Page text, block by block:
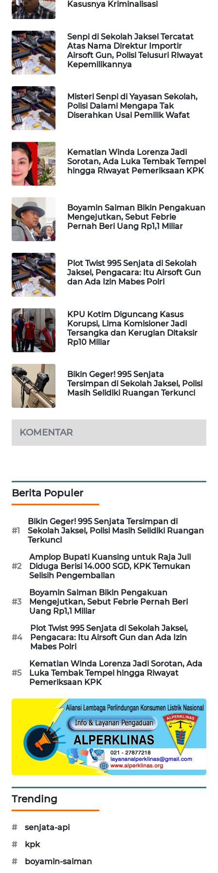
Kasusnya Kriminalisasi
Senpi di Sekolah Jaksel Tercatat
Atas Nama Direktur Importir
Airsoft Gun, Polisi Telusuri Riwayat
Kepemilikannya
Misteri Senpi di Yayasan Sekolah,
Polisi Dalami Mengapa Tak
Diserahkan Usai Pemilik Wafat
Kematian Winda Lorenza Jadi
Sorotan, Ada Luka Tembak Tempel
hingga Riwayat Pemeriksaan KPK
Boyamin Saiman Bikin Pengakuan
Mengejutkan, Sebut Febrie
Pernah Beri Uang Rp1,1 Miliar
Plot Twist 995 Senjata di Sekolah
Jaksel, Pengacara: Itu Airsoft Gun
dan Ada Izin Mabes Polri
KPU Kotim Diguncang Kasus
Korupsi, Lima Komisioner Jadi
Tersangka dan Kerugian Ditaksir
Rp10 Miliar
Bikin Geger! 995 Senjata
Tersimpan di Sekolah Jaksel, Polisi
Masih Selidiki Ruangan Terkunci
KOMENTAR
Berita Populer
#1
Bikin Geger! 995 Senjata Tersimpan di
Sekolah Jaksel, Polisi Masih Selidiki Ruangan
Terkunci
#2
Amplop Bupati Kuansing untuk Raja Juli
Diduga Berisi 14.000 SGD, KPK Temukan
Selisih Pengembalian
#3
Boyamin Saiman Bikin Pengakuan
Mengejutkan, Sebut Febrie Pernah Beri
Uang Rp1,1 Miliar
#4
Plot Twist 995 Senjata di Sekolah Jaksel,
Pengacara: Itu Airsoft Gun dan Ada Izin
Mabes Polri
#5
Kematian Winda Lorenza Jadi Sorotan, Ada
Luka Tembak Tempel hingga Riwayat
Pemeriksaan KPK
Trending
#
senjata-api
#
kpk
#
boyamin-saiman
MAWAKA
MARTABAT
NET
PLN
WATCH
MKLI
LPKKI
LKKI
KOPEKLIN
PORTAL
KONSUMEN
FORWAMKI
ALPERKLINAS
FORJASIDA
TAMBANG
NEWS
SITUNGIR
NEWS
SIANTAR
NEWS
METRO
MEDAN
NEWS
METRO
JAKARTA
NEWS
KRT
NEWS
KARING
NEWS
JURNAL
HUMBANG
NEWS
FISUELRI
ENERGI
NEWS